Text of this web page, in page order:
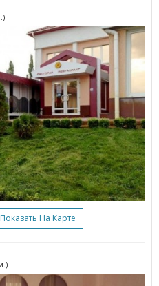
Показать На Карте